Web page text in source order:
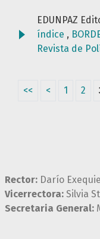
EDUNPAZ
índice ,
Revista de
<< < 1 2
Rector: Darío
Vicerrectora: Silvia
Secretaria General: